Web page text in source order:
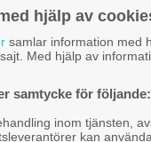
hjälp av
samlar information med
Med hjälp av
samtycke för följande:
inom tjänsten,
kan